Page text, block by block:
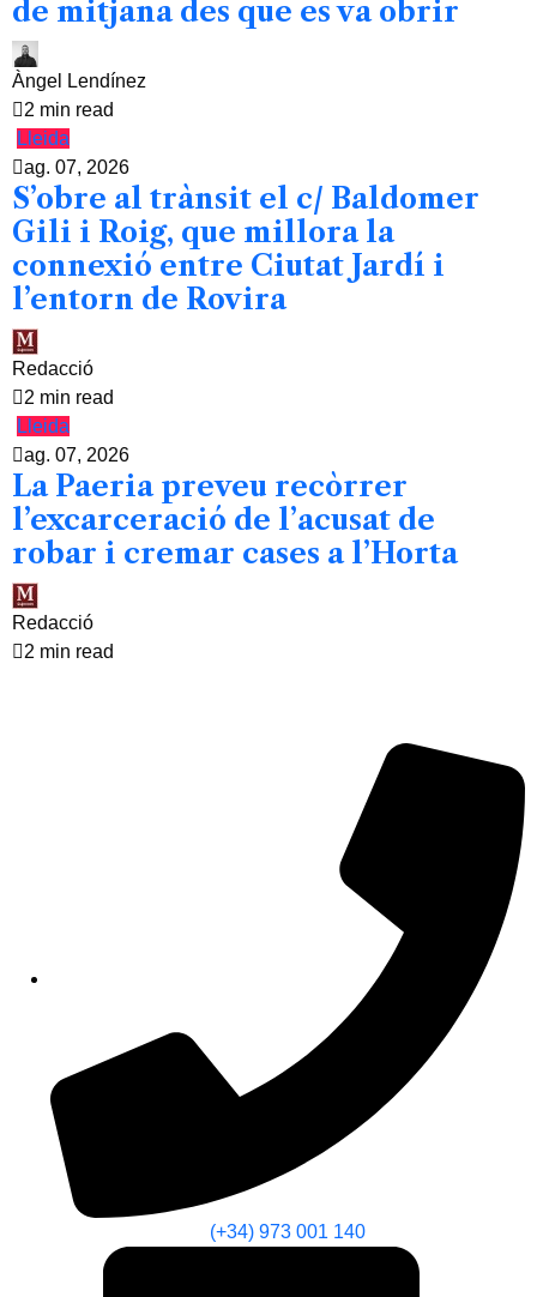
de mitjana des que es va obrir
Àngel Lendínez
2 min read
Lleida
ag. 07, 2026
S’obre al trànsit el c/ Baldomer
Gili i Roig, que millora la
connexió entre Ciutat Jardí i
l’entorn de Rovira
Redacció
2 min read
Lleida
ag. 07, 2026
La Paeria preveu recòrrer
l’excarceració de l’acusat de
robar i cremar cases a l’Horta
Redacció
2 min read
(+34) 973 001 140